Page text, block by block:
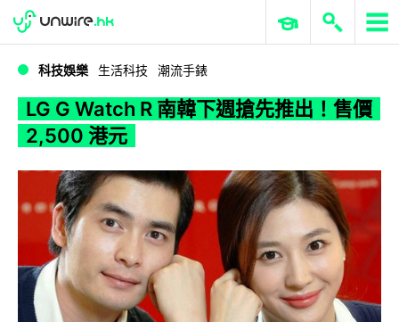
WWDC 2026 ERP 與商業 AI
科技娛樂 生活科技 潮流手錶
LG G Watch R 南韓下週搶先推出！售價
2,500 港元